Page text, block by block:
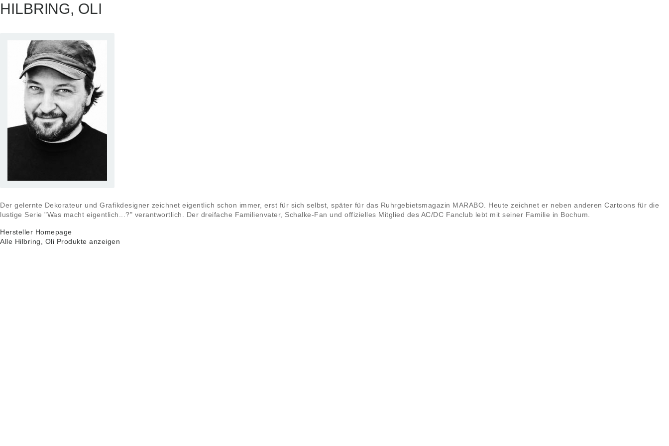
HILBRING, OLI
Der gelernte Dekorateur und Grafikdesigner zeichnet eigentlich schon immer, erst für sich selbst, später für das Ruhrgebietsmagazin MARABO. Heute zeichnet er neben anderen Cartoons für die
lustige Serie "Was macht eigentlich...?" verantwortlich. Der dreifache Familienvater, Schalke-Fan und offizielles Mitglied des AC/DC Fanclub lebt mit seiner Familie in Bochum.
Hersteller Homepage
Alle Hilbring, Oli Produkte anzeigen